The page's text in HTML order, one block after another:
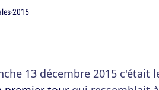
13 décembre 2015 c'était